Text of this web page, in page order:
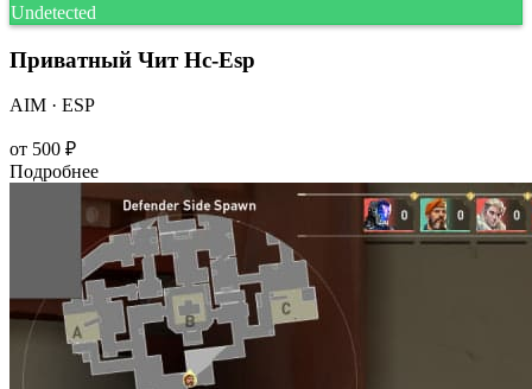
Undetected
Приватный Чит Hc-Esp
AIM · ESP
от 500 ₽
Подробнее